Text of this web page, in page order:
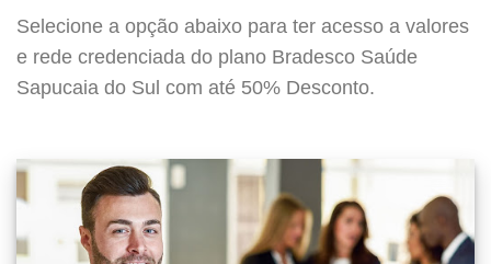
Selecione a opção abaixo para ter acesso a valores
e rede credenciada do plano Bradesco Saúde
Sapucaia do Sul com até 50% Desconto.